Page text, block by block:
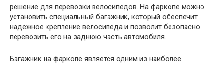
решение для перевозки велосипедов. На фаркопе можно
установить специальный багажник, который обеспечит
надежное крепление велосипеда и позволит безопасно
перевозить его на заднюю часть автомобиля.
Багажник на фаркопе является одним из наиболее